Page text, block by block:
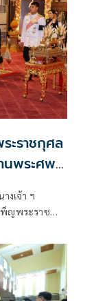
ะราชกุศล
นพระศพ
งเจ้า ฯ
พ็ญพระราช
พยวดี กรม
ที่นั่งพิมานรัต